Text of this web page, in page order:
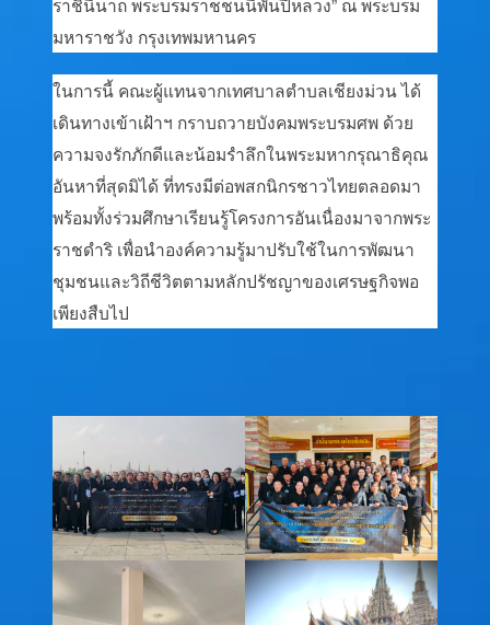
มหาราชวัง กรุงเทพมหานคร
ในการนี้ คณะผู้แทนจากเทศบาลตำบลเชียงม่วน ได้
เดินทางเข้าเฝ้าฯ กราบถวายบังคมพระบรมศพ ด้วย
ความจงรักภักดีและน้อมรำลึกในพระมหากรุณาธิคุณ
อันหาที่สุดมิได้ ที่ทรงมีต่อพสกนิกรชาวไทยตลอดมา
พร้อมทั้งร่วมศึกษาเรียนรู้โครงการอันเนื่องมาจากพระ
ราชดำริ เพื่อนำองค์ความรู้มาปรับใช้ในการพัฒนา
ชุมชนและวิถีชีวิตตามหลักปรัชญาของเศรษฐกิจพอ
เพียงสืบไป